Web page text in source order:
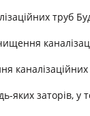
труб
каналізаційних
яких заторів, у